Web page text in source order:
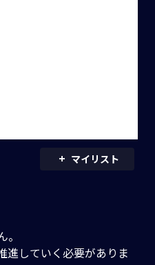
+ マイリスト
進していく必要がありま